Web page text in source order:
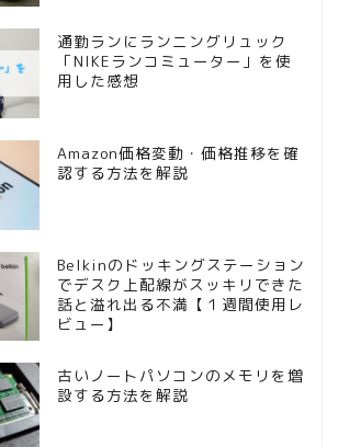
通勤ランにランニングリュック
「NIKEランコミューター」を使
用した感想
Amazon価格変動・価格推移を確
認する方法を解説
Belkinのドッキングステーション
でデスク上配線がスッキリできた
話と溢れ出る不満【１週間使用レ
ビュー】
古いノートパソコンのメモリを増
設する方法を解説